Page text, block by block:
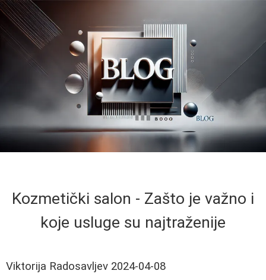
Kozmetički salon - Zašto je važno i
koje usluge su najtraženije
Viktorija Radosavljev 2024-04-08